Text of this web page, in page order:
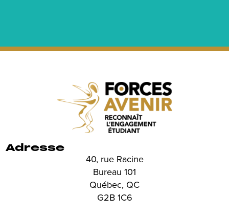
Adresse
40, rue Racine
Bureau 101
Québec, QC
G2B 1C6